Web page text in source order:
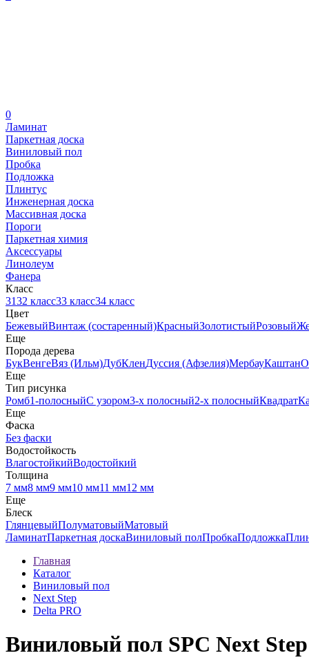
0
Ламинат
Паркетная доска
Виниловый пол
Пробка
Подложка
Плинтус
Инженерная доска
Массивная доска
Пороги
Паркетная химия
Аксессуары
Линолеум
Фанера
Класс
3132 класс33 класс34 класс
Цвет
БежевыйВинтаж (состаренный)КрасныйЗолотистыйРозовый
Еще
Порода дерева
БукВенгеВяз (Ильм)ДубКленДуссия (Афзелия)МербауКаштан
Еще
Тип рисунка
Ромб1-полосныйС узором3-х полосный2-х полосныйКвадрат
Еще
Фаска
Без фаски
Водостойкость
ВлагостойкийВодостойкий
Толщина
7 мм8 мм9 мм10 мм11 мм12 мм
Еще
Блеск
ГлянцевыйПолуматовыйМатовый
ЛаминатПаркетная доскаВиниловый полПробкаПодложка
Главная
Каталог
Виниловый пол
Next Step
Delta PRO
Виниловый пол SPC Next